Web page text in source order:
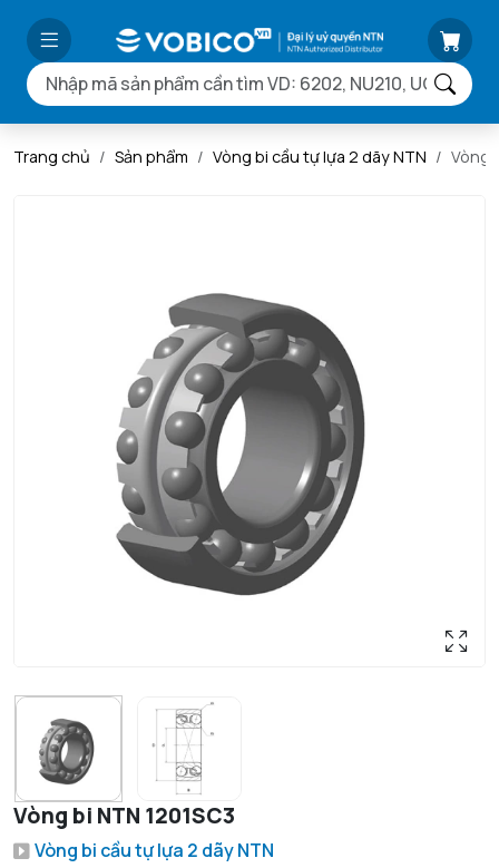
Trang chủ Sản phẩm Vòng bi cầu tự lựa 2 dãy NTN Vòng
Vòng bi NTN 1201SC3
Vòng bi cầu tự lựa 2 dãy NTN